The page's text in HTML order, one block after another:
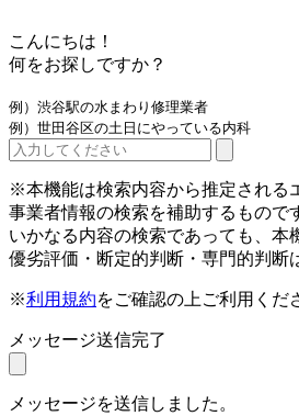
こんにちは！
何をお探しですか？
例）渋谷駅の水まわり修理業者
例）世田谷区の土日にやっている内科
※本機能は検索内容から推定される
事業者情報の検索を補助するもので
いかなる内容の検索であっても、本
優劣評価・断定的判断・専門的判断
※利用規約をご確認の上ご利用くだ
メッセージ送信完了
メッセージを送信しました。